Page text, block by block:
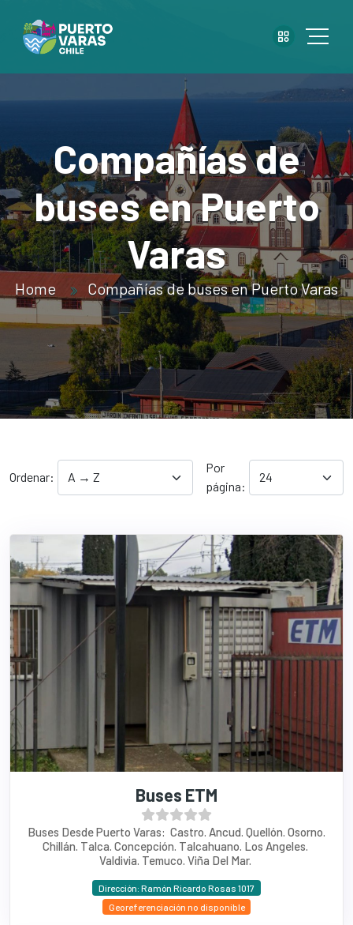
Compañías de
buses en Puerto
Varas
Home Compañías de buses en Puerto Varas
Ordenar:
Por
página:
Buses ETM
Buses Desde Puerto Varas: Castro. Ancud. Quellón. Osorno.
Chillán. Talca. Concepción. Talcahuano. Los Angeles.
Valdivia. Temuco. Viña Del Mar.
Dirección: Ramón Ricardo Rosas 1017
Georeferenciación no disponible